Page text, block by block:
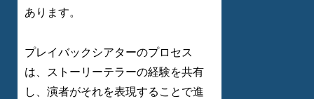
あります。
プレイバックシアターのプロセス
は、ストーリーテラーの経験を共有
し、演者がそれを表現することで進